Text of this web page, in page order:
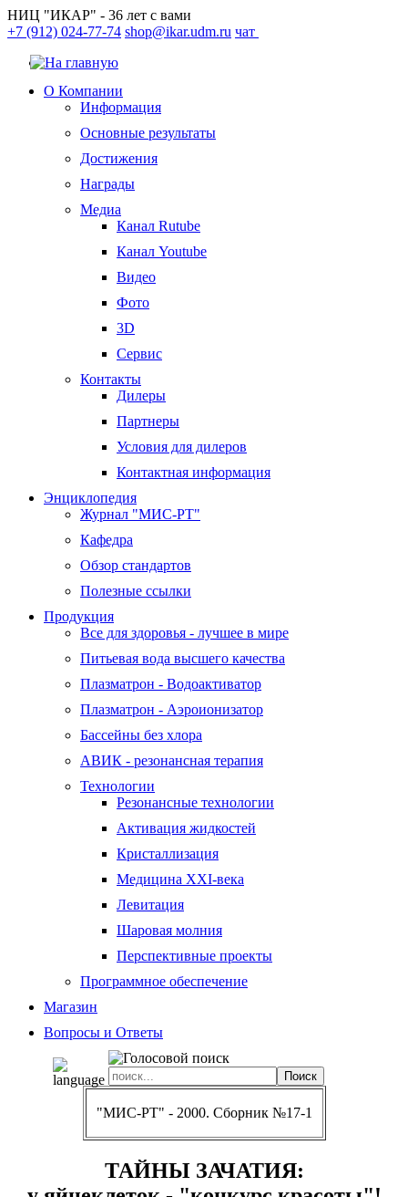
НИЦ "ИКАР" - 36 лет с вами
+7 (912) 024-77-74 shop@ikar.udm.ru чат
О Компании
Информация
Основные результаты
Достижения
Награды
Медиа
Канал Rutube
Канал Youtube
Видео
Фото
3D
Сервис
Контакты
Дилеры
Партнеры
Условия для дилеров
Контактная информация
Энциклопедия
Журнал "МИС-РТ"
Кафедра
Обзор стандартов
Полезные ссылки
Продукция
Все для здоровья - лучшее в мире
Питьевая вода высшего качества
Плазматрон - Водоактиватор
Плазматрон - Аэроионизатор
Бассейны без хлора
АВИК - резонансная терапия
Технологии
Резонансные технологии
Активация жидкостей
Кристаллизация
Медицина XXI-века
Левитация
Шаровая молния
Перспективные проекты
Программное обеспечение
Магазин
Вопросы и Ответы
"МИС-РТ" - 2000. Сборник №17-1
ТАЙНЫ ЗАЧАТИЯ: